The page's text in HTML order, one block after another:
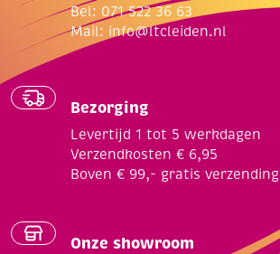
Bel: 071 522 36 63
Mail: info@ltcleiden.nl
Bezorging
Levertijd 1 tot 5 werkdagen
Verzendkosten € 6,95
Boven € 99,- gratis verzending
Onze showroom